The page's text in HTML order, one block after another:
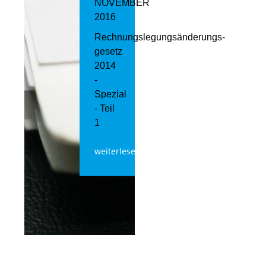
NOVEMBER
2016
Rechnungslegungsänderungs­
gesetz
2014
-
Spezial
- Teil
1
weiterlesen